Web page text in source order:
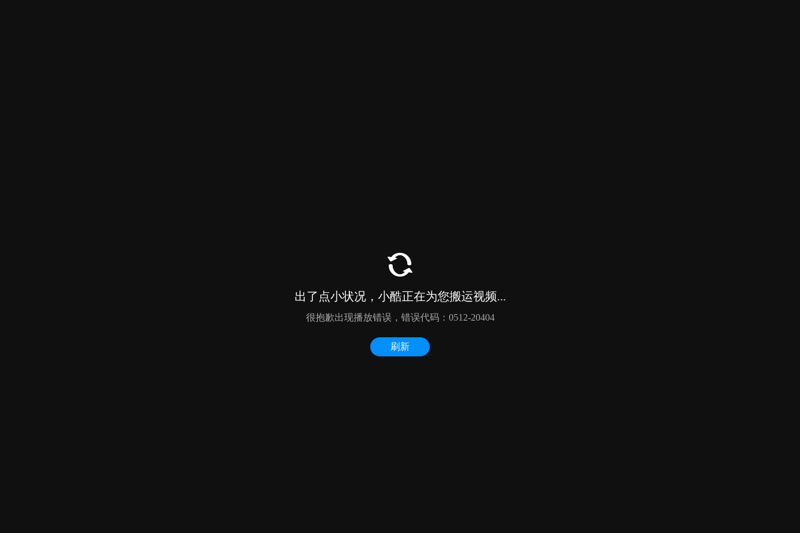
出了点小状况，小酷正在为您搬运视频...
很抱歉出现播放错误，错误代码：0512-20404
刷新